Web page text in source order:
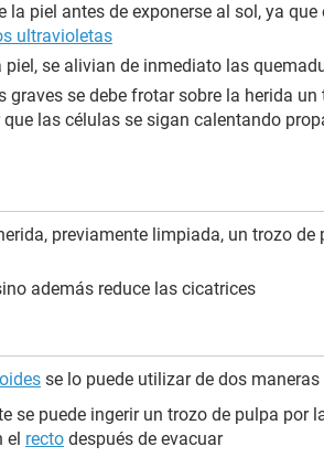
la piel antes de exponerse al sol, ya
ultravioletas
se alivian de inmediato las
graves se debe frotar sobre la herida un
las células se sigan calentando
previamente limpiada, un trozo de
además reduce las cicatrices
se lo puede utilizar de dos maneras
se puede ingerir un trozo de pulpa por
el recto después de evacuar